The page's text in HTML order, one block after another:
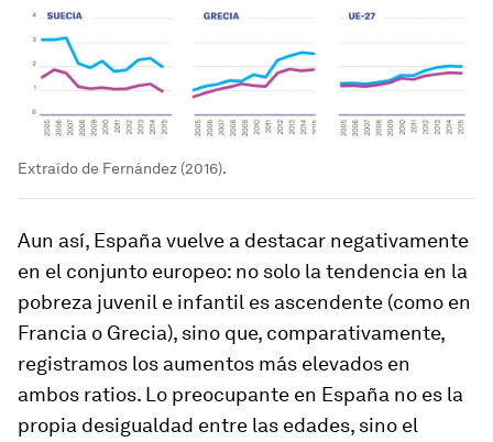
Extraído de Fernández (2016).
Aun así, España vuelve a destacar negativamente
en el conjunto europeo: no solo la tendencia en la
pobreza juvenil e infantil es ascendente (como en
Francia o Grecia), sino que, comparativamente,
registramos los aumentos más elevados en
ambos ratios. Lo preocupante en España no es la
propia desigualdad entre las edades, sino el